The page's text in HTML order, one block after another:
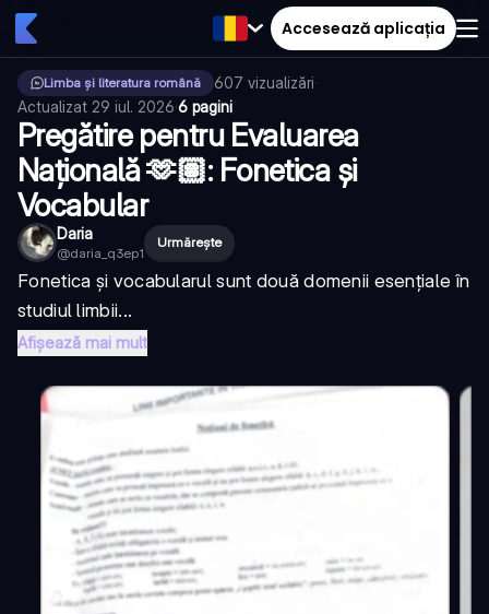
Accesează aplicația
Limba și literatura română 607 vizualizări·
Actualizat 29 iul. 2026·6 pagini
Pregătire pentru Evaluarea
Națională 🫶🏽: Fonetica și
Vocabular
Daria
@daria_q3ep1
Urmărește
Fonetica și vocabularul sunt două domenii esențiale în
studiul limbii...
Afișează mai mult